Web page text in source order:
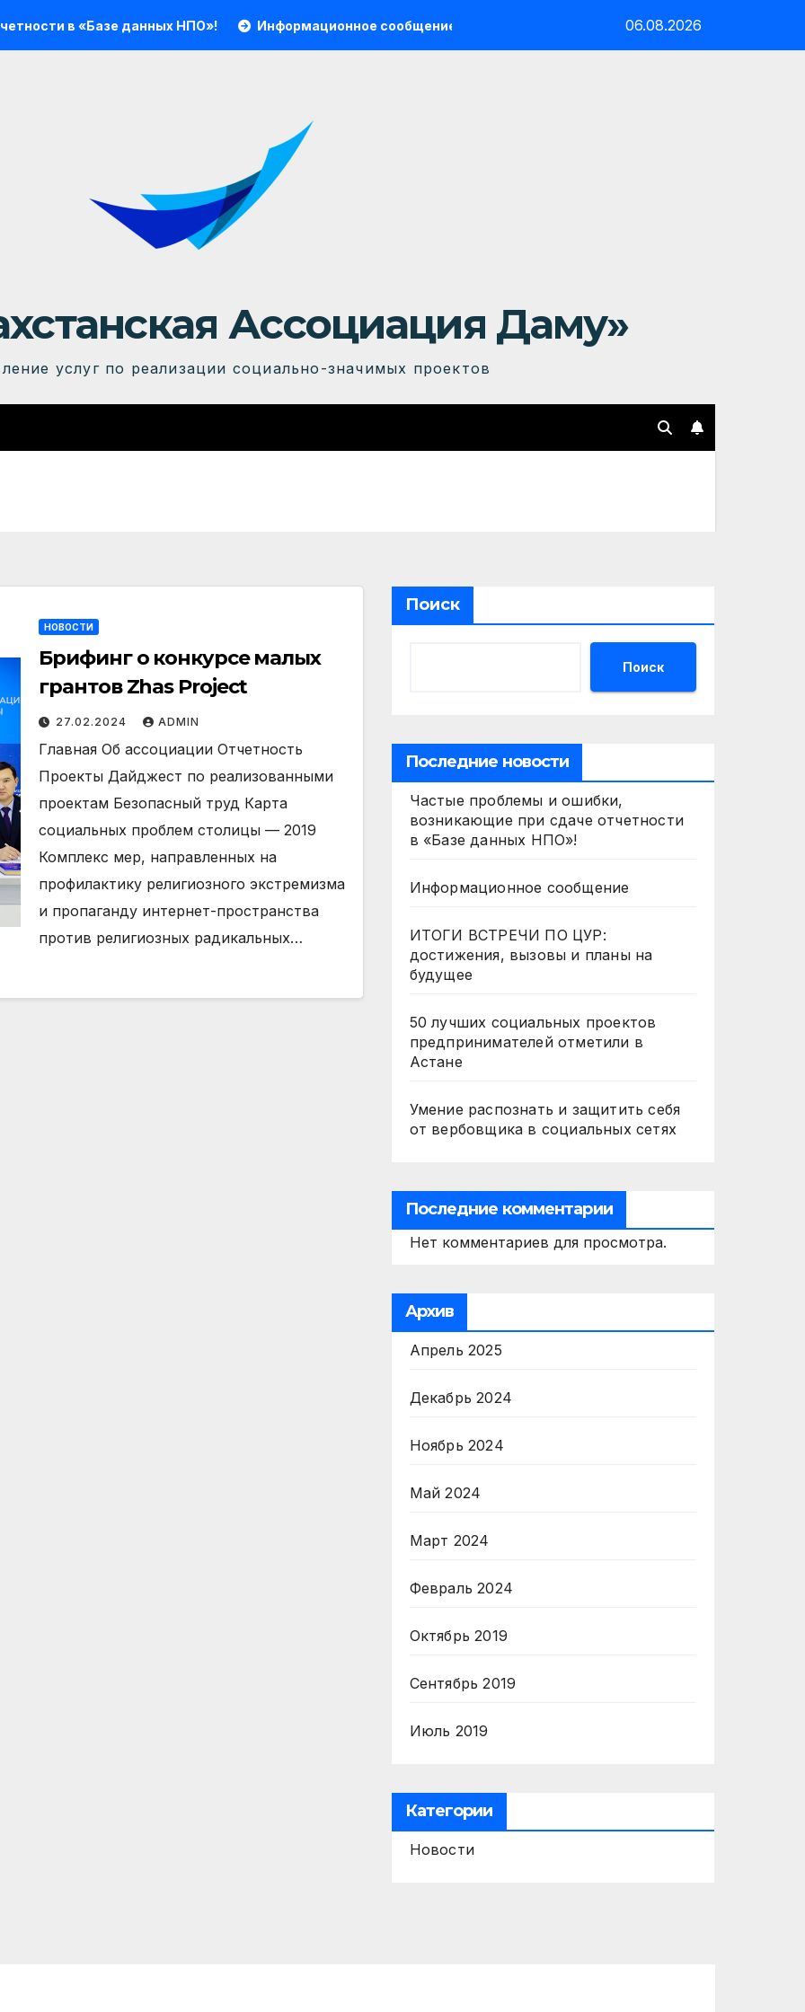
в «Базе данных НПО»! Информационное сообщение ИТОГИ ВСТРЕЧИ ПО ЦУР: достижения, вызовы и
06.08.2026
Ассоциация Даму»
услуг по реализации социально-значимых проектов
НОВОСТИ
Брифинг о конкурсе малых
грантов Zhas Project
27.02.2024 ADMIN
Главная Об ассоциации Отчетность
Проекты Дайджест по реализованными
проектам Безопасный труд Карта
социальных проблем столицы — 2019
Комплекс мер, направленных на
профилактику религиозного экстремизма
и пропаганду интернет-пространства
против религиозных радикальных…
Поиск
Поиск
Последние новости
Частые проблемы и ошибки,
возникающие при сдаче отчетности
в «Базе данных НПО»!
Информационное сообщение
ИТОГИ ВСТРЕЧИ ПО ЦУР:
достижения, вызовы и планы на
будущее
50 лучших социальных проектов
предпринимателей отметили в
Астане
Умение распознать и защитить себя
от вербовщика в социальных сетях
Последние комментарии
Нет комментариев для просмотра.
Архив
Апрель 2025
Декабрь 2024
Ноябрь 2024
Май 2024
Март 2024
Февраль 2024
Октябрь 2019
Сентябрь 2019
Июль 2019
Категории
Новости